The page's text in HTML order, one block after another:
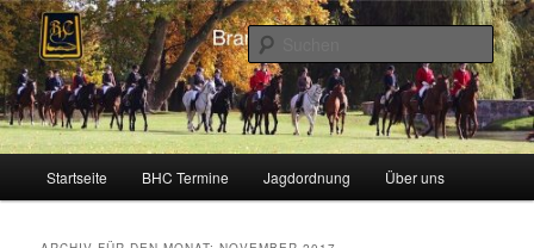
Zum
Inhalt
wechseln
Zum
sekundären
Inhalt
wechselnBrandenburger Hunting Club
Schleppjagden und Vielseitigkeitsreiten in Berlin und Brandenburg
Startseite BHC Termine Jagdordnung Über uns